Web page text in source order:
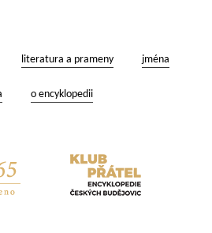
literatura a prameny jména
o encyklopedii